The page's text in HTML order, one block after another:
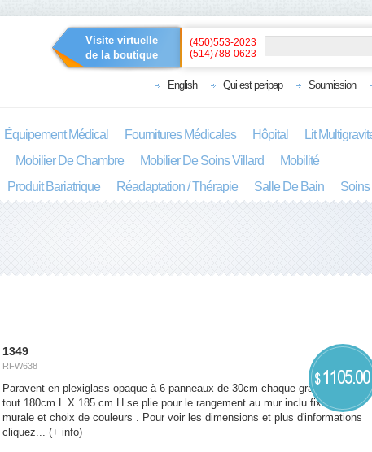
Visite virtuelle
de la boutique
English Qui est peripap Soumission
(450)553-2023
(514)788-0623
Équipement Médical Fournitures Médicales Hôpital
Lit
Mobilier De Chambre Mobilier De Soins Villard
Mobilité
Produit Bariatrique Réadaptation / Thérapie Salle De Bain
1349
RFW638
$1105.00
Paravent en plexiglass opaque à 6 panneaux de 30cm chaque grandeur Hors-
tout 180cm L X 185 cm H se plie pour le rangement au mur inclu fixation
murale et choix de couleurs . Pour voir les dimensions et plus d'informations
cliquez... (+ info)